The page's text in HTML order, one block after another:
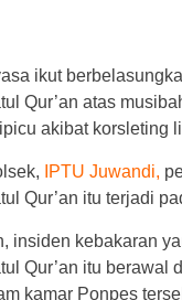
ikut
Qur’an atas
akibat korsleting
IPTU Juwandi,
Qur’an itu terjadi
insiden kebakaran
Qur’an itu berawal
kamar Ponpes